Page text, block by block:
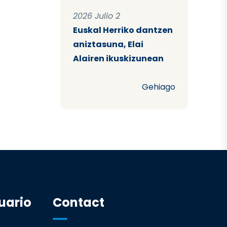
2026 Julio 2
Euskal Herriko dantzen
aniztasuna, Elai
Alairen ikuskizunean
Gehiago
Contact